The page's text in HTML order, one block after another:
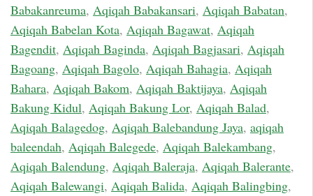
Babakanreuma, Aqiqah Babakansari, Aqiqah Babatan,
Aqiqah Babelan Kota, Aqiqah Bagawat, Aqiqah
Bagendit, Aqiqah Baginda, Aqiqah Bagjasari, Aqiqah
Bagoang, Aqiqah Bagolo, Aqiqah Bahagia, Aqiqah
Bahara, Aqiqah Bakom, Aqiqah Baktijaya, Aqiqah
Bakung Kidul, Aqiqah Bakung Lor, Aqiqah Balad,
Aqiqah Balagedog, Aqiqah Balebandung Jaya, aqiqah
baleendah, Aqiqah Balegede, Aqiqah Balekambang,
Aqiqah Balendung, Aqiqah Baleraja, Aqiqah Balerante,
Aqiqah Balewangi, Aqiqah Balida, Aqiqah Balingbing,